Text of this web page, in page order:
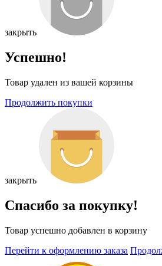
закрыть
Успешно!
Товар удален из вашей корзины
Продолжить покупки
закрыть
Спасибо за покупку!
Товар успешно добавлен в корзину
Перейти к оформлению заказа